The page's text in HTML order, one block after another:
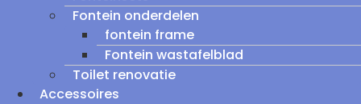
Fontein onderdelen
fontein frame
Fontein wastafelblad
Toilet renovatie
Accessoires